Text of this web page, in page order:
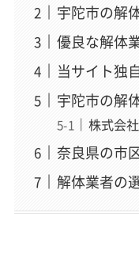
宇陀市の解
優良な解体
当サイト独
宇陀市の解
株式会
奈良県の市
解体業者の